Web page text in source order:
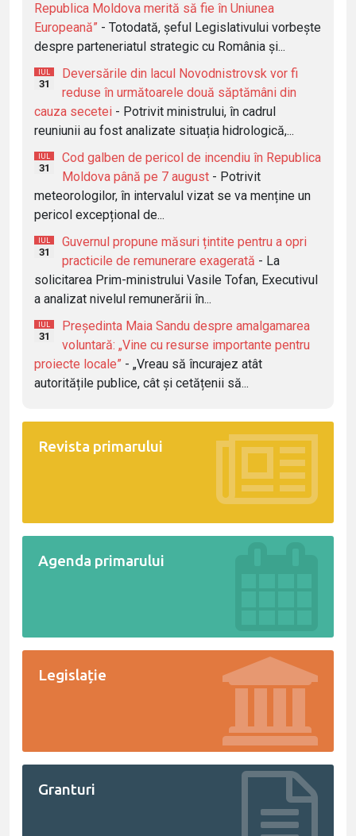
Republica Moldova merită să fie în Uniunea
Europeană” - Totodată, șeful Legislativului vorbește
despre parteneriatul strategic cu România și...
IUL
31
Deversările din lacul Novodnistrovsk vor fi
reduse în următoarele două săptămâni din
cauza secetei - Potrivit ministrului, în cadrul
reuniunii au fost analizate situația hidrologică,...
IUL
31
Cod galben de pericol de incendiu în Republica
Moldova până pe 7 august - Potrivit
meteorologilor, în intervalul vizat se va menține un
pericol excepțional de...
IUL
31
Guvernul propune măsuri țintite pentru a opri
practicile de remunerare exagerată - La
solicitarea Prim-ministrului Vasile Tofan, Executivul
a analizat nivelul remunerării în...
IUL
31
Președinta Maia Sandu despre amalgamarea
voluntară: „Vine cu resurse importante pentru
proiecte locale” - „Vreau să încurajez atât
autoritățile publice, cât și cetățenii să...
Revista primarului
Agenda primarului
Legislație
Granturi